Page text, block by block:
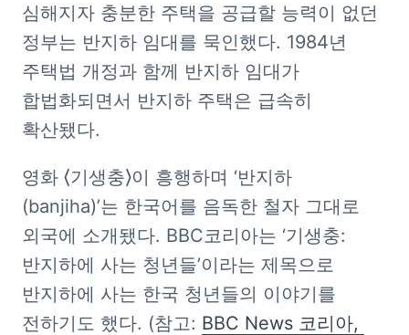
심해지자 충분한 주택을 공급할 능력이 없던
정부는 반지하 임대를 묵인했다. 1984년
주택법 개정과 함께 반지하 임대가
합법화되면서 반지하 주택은 급속히
확산됐다.
영화 ⟨기생충⟩이 흥행하며 ‘반지하
(banjiha)’는 한국어를 음독한 철자 그대로
외국에 소개됐다. BBC코리아는 ‘기생충:
반지하에 사는 청년들’이라는 제목으로
반지하에 사는 한국 청년들의 이야기를
전하기도 했다. (참고: BBC News 코리아,